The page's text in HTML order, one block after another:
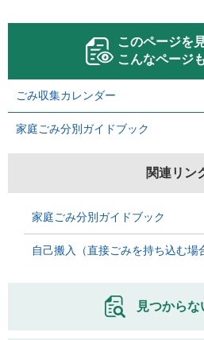
このページを
こんなページ
ごみ収集カレンダー
家庭ごみ分別ガイドブック
関連リン
家庭ごみ分別ガイドブック
自己搬入（直接ごみを持ち込む場
見つからな